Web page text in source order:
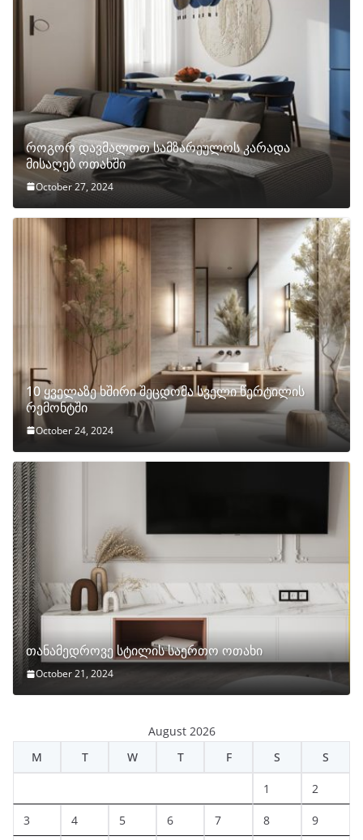
როგორ დავმალოთ სამზარეულოს კარადა
მისაღებ ოთახში
October 27, 2024
10 ყველაზე ხშირი შეცდომა სველი წერტილის
რემონტში
October 24, 2024
თანამედროვე სტილის საერთო ოთახი
October 21, 2024
August 2026
M
T W T F S S
1 2
3 4 5 6 7 8 9